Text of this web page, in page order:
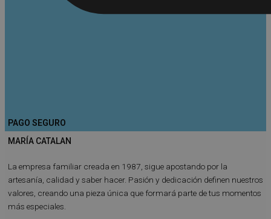
PAGO SEGURO
MARÍA CATALAN
La empresa familiar creada en 1987, sigue apostando por la
artesanía, calidad y saber hacer. Pasión y dedicación definen nuestros
valores, creando una pieza única que formará parte de tus momentos
más especiales.